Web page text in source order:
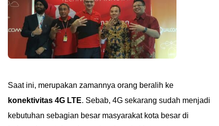
Saat ini, merupakan zamannya orang beralih ke
konektivitas 4G LTE. Sebab, 4G sekarang sudah menjadi
kebutuhan sebagian besar masyarakat kota besar di